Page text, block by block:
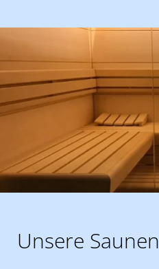
Unsere Saunen